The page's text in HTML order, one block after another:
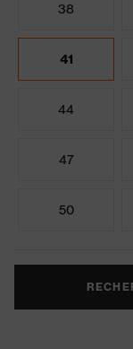
38
41
44
47
50